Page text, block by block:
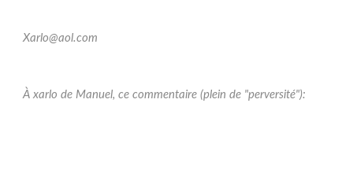
Xarlo@aol.com
À xarlo de Manuel, ce commentaire (plein de "perversité"):